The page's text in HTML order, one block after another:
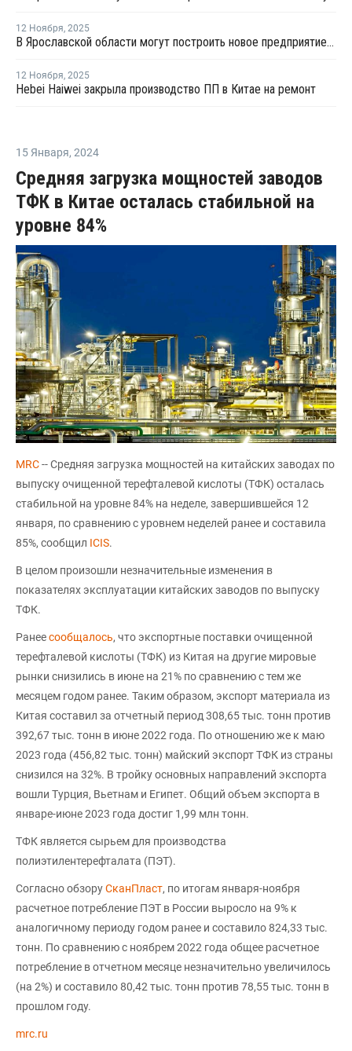
12 Ноября, 2025
В Ярославской области могут построить новое предприятие по производству ПП
12 Ноября, 2025
Hebei Haiwei закрыла производство ПП в Китае на ремонт
15 Января, 2024
Средняя загрузка мощностей заводов
ТФК в Китае осталась стабильной на
уровне 84%
MRC-- Средняя загрузка мощностей на китайских заводах по
выпуску очищенной терефталевой кислоты (ТФК) осталась
стабильной на уровне 84% на неделе, завершившейся 12
января, по сравнению с уровнем неделей ранее и составила
85%, сообщил ICIS.
В целом произошли незначительные изменения в
показателях эксплуатации китайских заводов по выпуску
ТФК.
Ранеесообщалось, что экспортные поставки очищенной
терефталевой кислоты (ТФК) из Китая на другие мировые
рынки снизились в июне на 21% по сравнению с тем же
месяцем годом ранее. Таким образом, экспорт материала из
Китая составил за отчетный период 308,65 тыс. тонн против
392,67 тыс. тонн в июне 2022 года. По отношению же к маю
2023 года (456,82 тыс. тонн) майский экспорт ТФК из страны
снизился на 32%. В тройку основных направлений экспорта
вошли Турция, Вьетнам и Египет. Общий объем экспорта в
январе-июне 2023 года достиг 1,99 млн тонн.
ТФК является сырьем для производства
полиэтилентерефталата (ПЭТ).
Согласно обзоруСканПласт, по итогам января-ноября
расчетное потребление ПЭТ в России выросло на 9% к
аналогичному периоду годом ранее и составило 824,33 тыс.
тонн. По сравнению с ноябрем 2022 года общее расчетное
потребление в отчетном месяце незначительно увеличилось
(на 2%) и составило 80,42 тыс. тонн против 78,55 тыс. тонн в
прошлом году.
mrc.ru